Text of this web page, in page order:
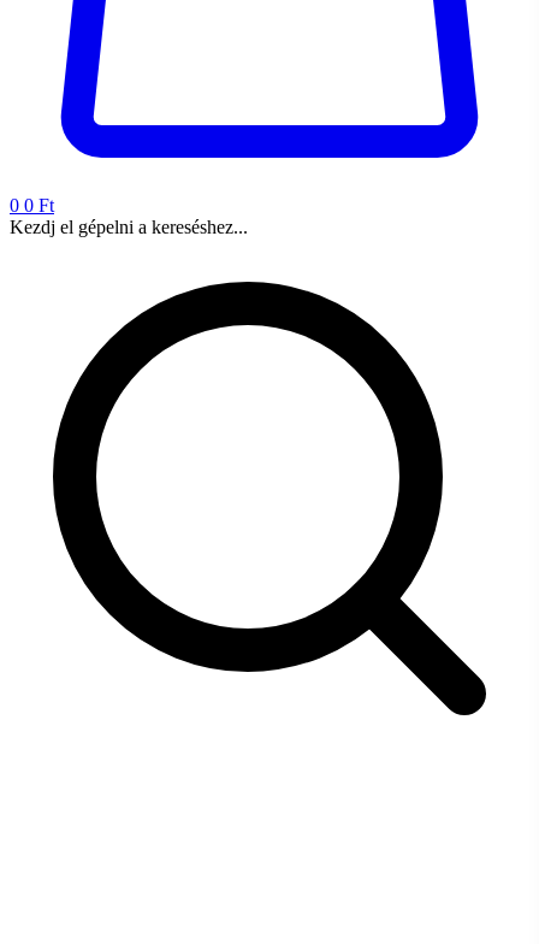
0 0 Ft
Kezdj el gépelni a kereséshez...